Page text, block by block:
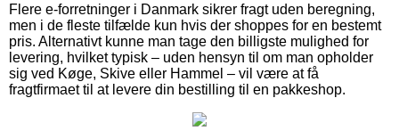
Flere e-forretninger i Danmark sikrer fragt uden beregning,
men i de fleste tilfælde kun hvis der shoppes for en bestemt
pris. Alternativt kunne man tage den billigste mulighed for
levering, hvilket typisk – uden hensyn til om man opholder
sig ved Køge, Skive eller Hammel – vil være at få
fragtfirmaet til at levere din bestilling til en pakkeshop.